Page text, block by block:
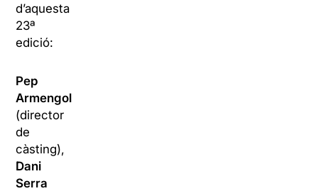
d’aquesta
23ª
edició:
Pep
Armengol
(director
de
càsting),
Dani
Serra